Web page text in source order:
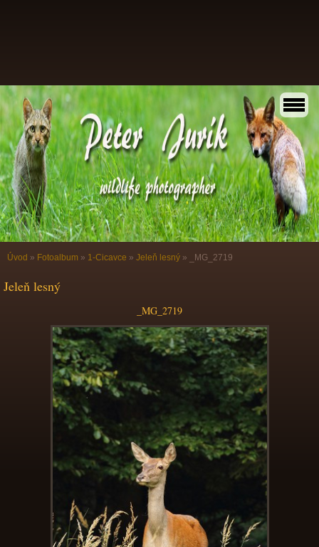
Úvod » Fotoalbum » 1-Cicavce » Jeleň lesný » _MG_2719
Jeleň lesný
_MG_2719